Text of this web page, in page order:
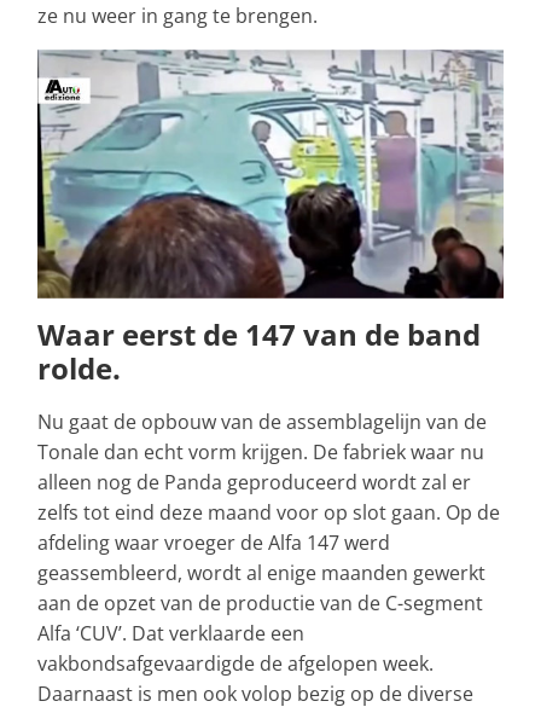
ze nu weer in gang te brengen.
Waar eerst de 147 van de band
rolde.
Nu gaat de opbouw van de assemblagelijn van de
Tonale dan echt vorm krijgen. De fabriek waar nu
alleen nog de Panda geproduceerd wordt zal er
zelfs tot eind deze maand voor op slot gaan. Op de
afdeling waar vroeger de Alfa 147 werd
geassembleerd, wordt al enige maanden gewerkt
aan de opzet van de productie van de C-segment
Alfa ‘CUV’. Dat verklaarde een
vakbondsafgevaardigde de afgelopen week.
Daarnaast is men ook volop bezig op de diverse